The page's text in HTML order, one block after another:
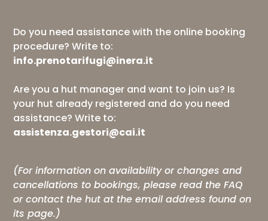
Do you need assistance with the online booking
procedure? Write to:
info.prenotarifugi@inera.it
Are you a hut manager and want to join us? Is
your hut already registered and do you need
assistance? Write to:
assistenza.gestori@cai.it
(For information on availability or changes and
cancellations to bookings, please read theFAQ
or contact the hut at the email address found on
its page.)